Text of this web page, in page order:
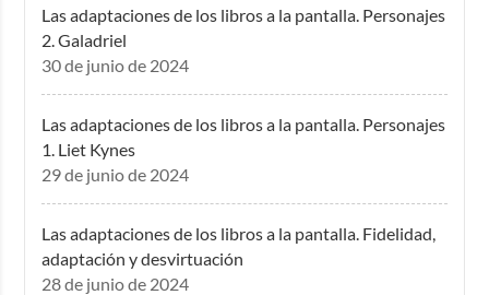
Las adaptaciones de los libros a la pantalla. Personajes
2. Galadriel
30 de junio de 2024
Las adaptaciones de los libros a la pantalla. Personajes
1. Liet Kynes
29 de junio de 2024
Las adaptaciones de los libros a la pantalla. Fidelidad,
adaptación y desvirtuación
28 de junio de 2024